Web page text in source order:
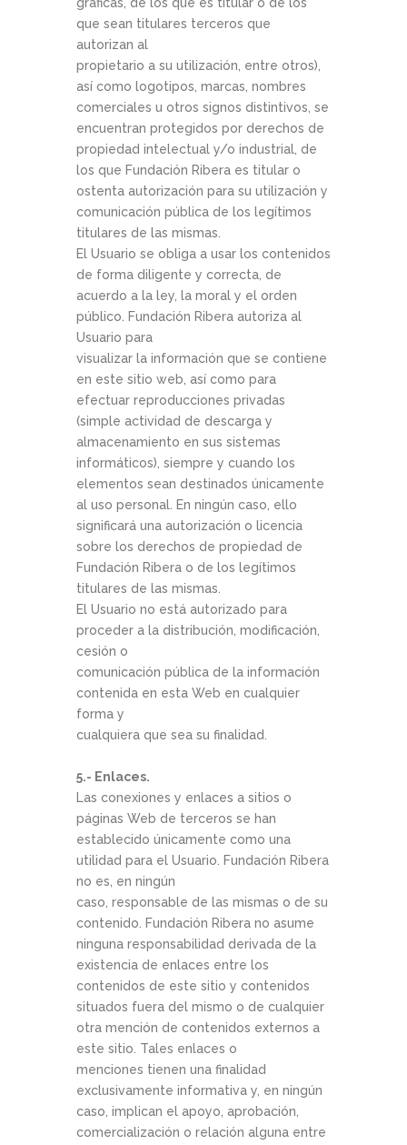
que sean titulares terceros que
autorizan al
propietario a su utilización, entre otros),
así como logotipos, marcas, nombres
comerciales u otros signos distintivos, se
encuentran protegidos por derechos de
propiedad intelectual y/o industrial, de
los que Fundación Ribera es titular o
ostenta autorización para su utilización y
comunicación pública de los legítimos
titulares de las mismas.
El Usuario se obliga a usar los contenidos
de forma diligente y correcta, de
acuerdo a la ley, la moral y el orden
público. Fundación Ribera autoriza al
Usuario para
visualizar la información que se contiene
en este sitio web, así como para
efectuar reproducciones privadas
(simple actividad de descarga y
almacenamiento en sus sistemas
informáticos), siempre y cuando los
elementos sean destinados únicamente
al uso personal. En ningún caso, ello
significará una autorización o licencia
sobre los derechos de propiedad de
Fundación Ribera o de los legítimos
titulares de las mismas.
El Usuario no está autorizado para
proceder a la distribución, modificación,
cesión o
comunicación pública de la información
contenida en esta Web en cualquier
forma y
cualquiera que sea su finalidad.
5.- Enlaces.
Las conexiones y enlaces a sitios o
páginas Web de terceros se han
establecido únicamente como una
utilidad para el Usuario. Fundación Ribera
no es, en ningún
caso, responsable de las mismas o de su
contenido. Fundación Ribera no asume
ninguna responsabilidad derivada de la
existencia de enlaces entre los
contenidos de este sitio y contenidos
situados fuera del mismo o de cualquier
otra mención de contenidos externos a
este sitio. Tales enlaces o
menciones tienen una finalidad
exclusivamente informativa y, en ningún
caso, implican el apoyo, aprobación,
comercialización o relación alguna entre